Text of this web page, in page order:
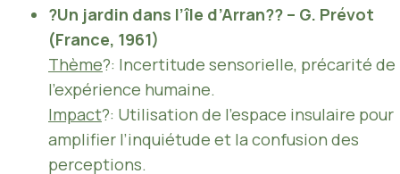
?Un jardin dans l’île d’Arran?? – G. Prévot
(France, 1961)
Thème?: Incertitude sensorielle, précarité de
l’expérience humaine.
Impact?: Utilisation de l’espace insulaire pour
amplifier l’inquiétude et la confusion des
perceptions.